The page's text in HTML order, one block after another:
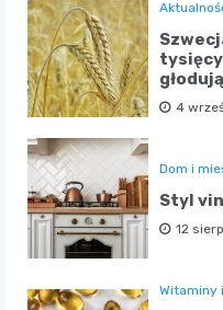
tysięcy
4
Dom i
Styl
12
Witaminy